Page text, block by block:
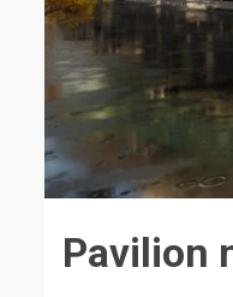
Pavilion